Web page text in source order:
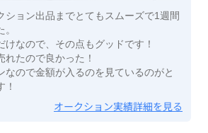
ション出品までとてもスムーズで1週間
けなので、その点もグッドです！
たので良かった！
なので金額が入るのを見ているのがと
！
オークション実績詳細を見る